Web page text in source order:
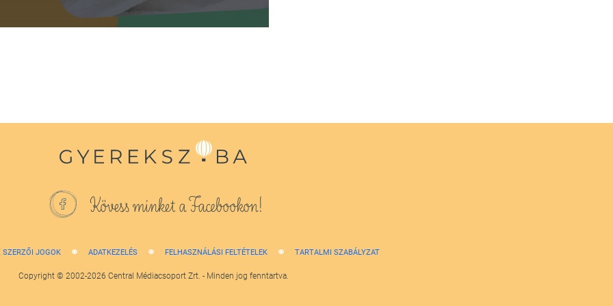
Kövess minket a Facebookon!
SZERZŐI JOGOK ADATKEZELÉS FELHASZNÁLÁSI FELTÉTELEK TARTALMI SZABÁLYZAT
Copyright © 2002-2026 Central Médiacsoport Zrt. - Minden jog fenntartva.